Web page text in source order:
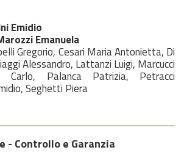
Emidio
Emanuela
Gregorio, Cesari Maria Antonietta, Di
Alessandro, Lattanzi Luigi, Marcucci
Carlo, Palanca Patrizia, Petracci
Seghetti Piera
- Controllo e Garanzia